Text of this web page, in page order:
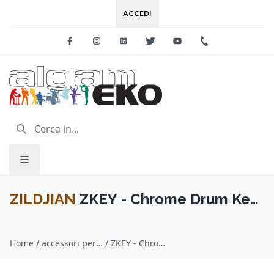
ACCEDI
FacebookInstagramLinkedinTwitter Youtube
ZILDJIAN ZKEY - Chrome Drum Key
Home / accessori per batterie / ZILDJIAN / ZKEY - Chrome Drum Key With Trademark